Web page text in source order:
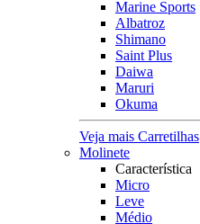
Marine Sports
Albatroz
Shimano
Saint Plus
Daiwa
Maruri
Okuma
Veja mais Carretilhas
Molinete
Característica
Micro
Leve
Médio